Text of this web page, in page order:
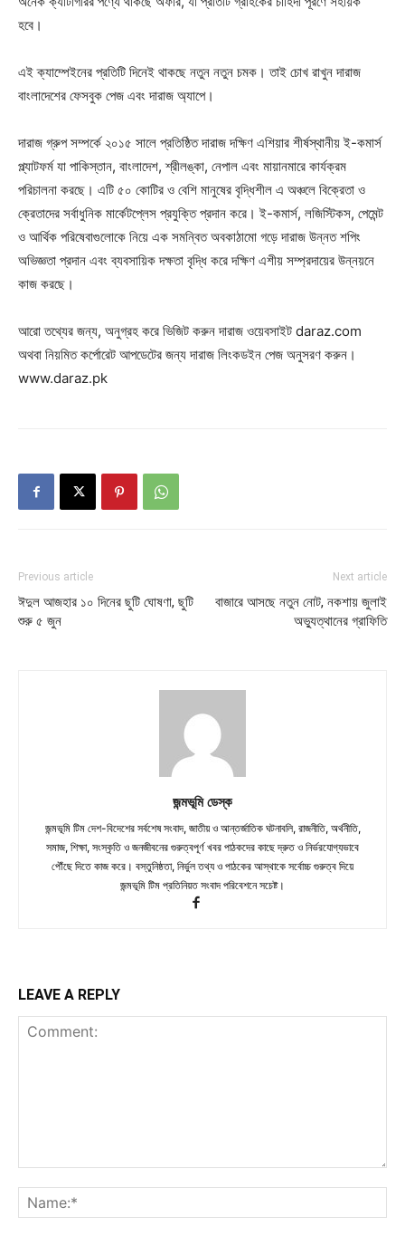
হবে।
এই ক্যাম্পেইনের প্রতিটি দিনেই থাকছে নতুন নতুন চমক। তাই চোখ রাখুন দারাজ
বাংলাদেশের ফেসবুক পেজ এবং দারাজ অ্যাপে।
দারাজ গ্রুপ সম্পর্কে ২০১৫ সালে প্রতিষ্ঠিত দারাজ দক্ষিণ এশিয়ার শীর্ষস্থানীয় ই-কমার্স
প্ল্যাটফর্ম যা পাকিস্তান, বাংলাদেশ, শ্রীলঙ্কা, নেপাল এবং মায়ানমারে কার্যক্রম
পরিচালনা করছে। এটি ৫০ কোটির ও বেশি মানুষের বৃদ্ধিশীল এ অঞ্চলে বিক্রেতা ও
ক্রেতাদের সর্বাধুনিক মার্কেটপ্লেস প্রযুক্তি প্রদান করে। ই-কমার্স, লজিস্টিকস, পেমেন্ট
ও আর্থিক পরিষেবাগুলোকে নিয়ে এক সমন্বিত অবকাঠামো গড়ে দারাজ উন্নত শপিং
অভিজ্ঞতা প্রদান এবং ব্যবসায়িক দক্ষতা বৃদ্ধি করে দক্ষিণ এশীয় সম্প্রদায়ের উন্নয়নে
কাজ করছে।
আরো তথ্যের জন্য, অনুগ্রহ করে ভিজিট করুন দারাজ ওয়েবসাইট daraz.com
অথবা নিয়মিত কর্পোরেট আপডেটের জন্য দারাজ লিংকডইন পেজ অনুসরণ করুন।
www.daraz.pk
Previous article
ঈদুল আজহার ১০ দিনের ছুটি ঘোষণা, ছুটি
শুরু ৫ জুন
Next article
বাজারে আসছে নতুন নোট, নকশায় জুলাই
অভ্যুত্থানের গ্রাফিতি
জন্মভূমি ডেস্ক
জন্মভূমি টিম দেশ-বিদেশের সর্বশেষ সংবাদ, জাতীয় ও আন্তর্জাতিক ঘটনাবলি, রাজনীতি, অর্থনীতি,
সমাজ, শিক্ষা, সংস্কৃতি ও জনজীবনের গুরুত্বপূর্ণ খবর পাঠকদের কাছে দ্রুত ও নির্ভরযোগ্যভাবে
পৌঁছে দিতে কাজ করে। বস্তুনিষ্ঠতা, নির্ভুল তথ্য ও পাঠকের আস্থাকে সর্বোচ্চ গুরুত্ব দিয়ে
জন্মভূমি টিম প্রতিনিয়ত সংবাদ পরিবেশনে সচেষ্ট।
LEAVE A REPLY